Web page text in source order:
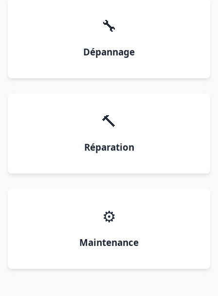
🔧
Dépannage
🔨
Réparation
⚙️
Maintenance